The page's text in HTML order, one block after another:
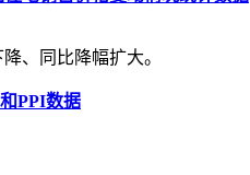
、同比降幅扩大。
PPI数据